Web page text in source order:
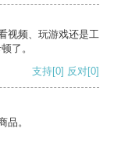
视频、玩游戏还是工
了。
支持[0] 反对[0]
品。